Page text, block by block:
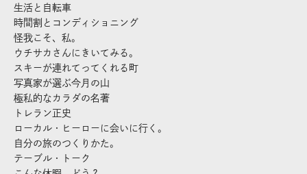
生活と自転車
時間割とコンディショニング
怪我こそ、私。
ウチサカさんにきいてみる。
スキーが連れてってくれる町
写真家が選ぶ今月の山
極私的なカラダの名著
トレラン正史
ローカル・ヒーローに会いに行く。
自分の旅のつくりかた。
テーブル・トーク